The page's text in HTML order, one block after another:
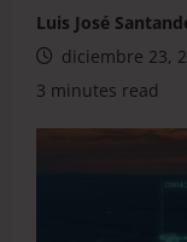
Luis José
diciembre 23,
3 minutes read